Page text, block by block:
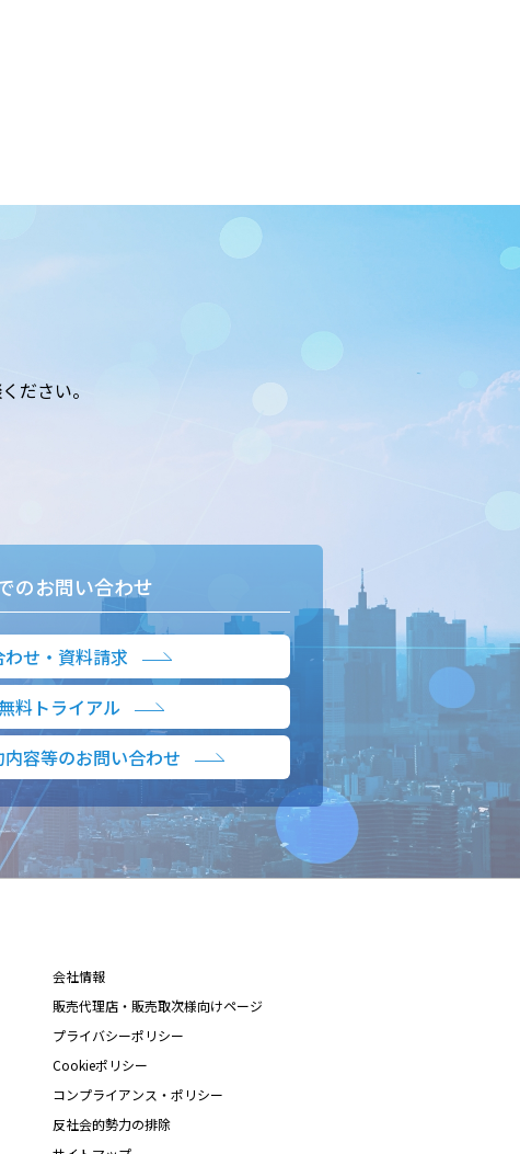
ださい。
のお問い合わせ
せ・資料請求
料トライアル
容等のお問い合わせ
会社情報
販売代理店・販売取次様向けページ
プライバシーポリシー
Cookieポリシー
コンプライアンス・ポリシー
反社会的勢力の排除